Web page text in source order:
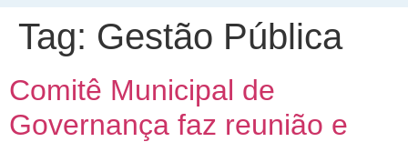
Tag: Gestão Pública
Comitê Municipal de
Governança faz reunião e